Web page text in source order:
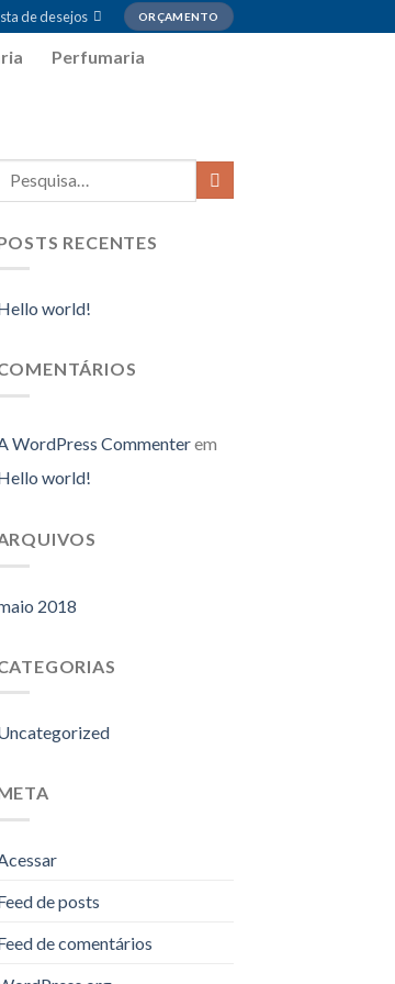
de desejos ORÇAMENTO
Perfumaria
RECENTES
world!
WordPress Commenterem
world!
2018
de posts
de comentários